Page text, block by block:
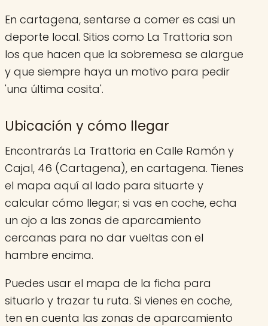
En cartagena, sentarse a comer es casi un
deporte local. Sitios como La Trattoria son
los que hacen que la sobremesa se alargue
y que siempre haya un motivo para pedir
'una última cosita'.
Ubicación y cómo llegar
Encontrarás La Trattoria en Calle Ramón y
Cajal, 46 (Cartagena), en cartagena. Tienes
el mapa aquí al lado para situarte y
calcular cómo llegar; si vas en coche, echa
un ojo a las zonas de aparcamiento
cercanas para no dar vueltas con el
hambre encima.
Puedes usar el mapa de la ficha para
situarlo y trazar tu ruta. Si vienes en coche,
ten en cuenta las zonas de aparcamiento